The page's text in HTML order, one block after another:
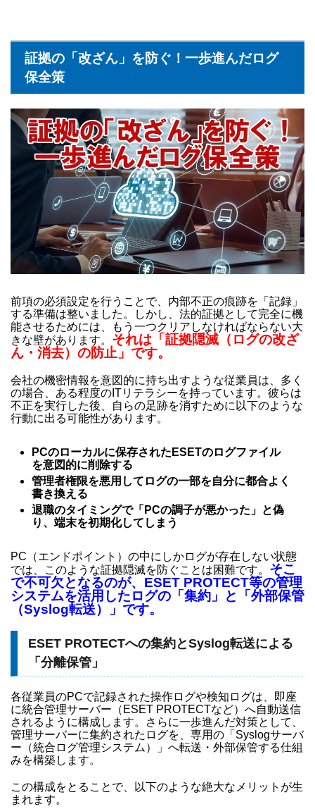
証拠の「改ざん」を防ぐ！一歩進んだログ
保全策
前項の必須設定を行うことで、内部不正の痕跡を「記録」
する準備は整いました。しかし、法的証拠として完全に機
能させるためには、もう一つクリアしなければならない大
きな壁があります。 それは「証拠隠滅（ログの改ざ
ん・消去）の防止」です。
会社の機密情報を意図的に持ち出すような従業員は、多く
の場合、ある程度のITリテラシーを持っています。彼らは
不正を実行した後、自らの足跡を消すために以下のような
行動に出る可能性があります。
PCのローカルに保存されたESETのログファイル
を意図的に削除する
管理者権限を悪用してログの一部を自分に都合よく
書き換える
退職のタイミングで「PCの調子が悪かった」と偽
り、端末を初期化してしまう
PC（エンドポイント）の中にしかログが存在しない状態
では、このような証拠隠滅を防ぐことは困難です。 そこ
で不可欠となるのが、ESET PROTECT等の管理
システムを活用したログの「集約」と「外部保管
（Syslog転送）」です。
ESET PROTECTへの集約とSyslog転送による
「分離保管」
各従業員のPCで記録された操作ログや検知ログは、即座
に統合管理サーバー（ESET PROTECTなど）へ自動送信
されるように構成します。さらに一歩進んだ対策として、
管理サーバーに集約されたログを、専用の「Syslogサーバ
ー（統合ログ管理システム）」へ転送・外部保管する仕組
みを構築します。
この構成をとることで、以下のような絶大なメリットが生
まれます。